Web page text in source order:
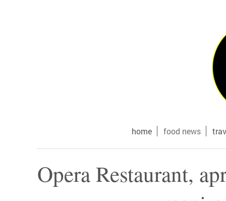
home food news
Opera Restaurant,